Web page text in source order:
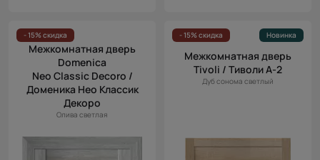
- 15% скидка
Межкомнатная дверь
Domenica
Neo Classic Decoro /
Доменика Нео Классик
Декоро
Олива светлая
- 15% скидка Новинка
Межкомнатная дверь
Tivoli / Тиволи А-2
Дуб сонома светлый